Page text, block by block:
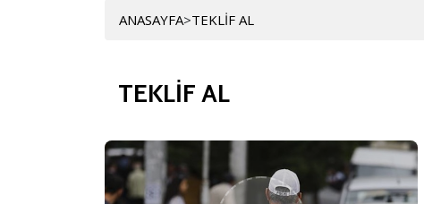
ANASAYFA>TEKLİF AL
TEKLİF AL